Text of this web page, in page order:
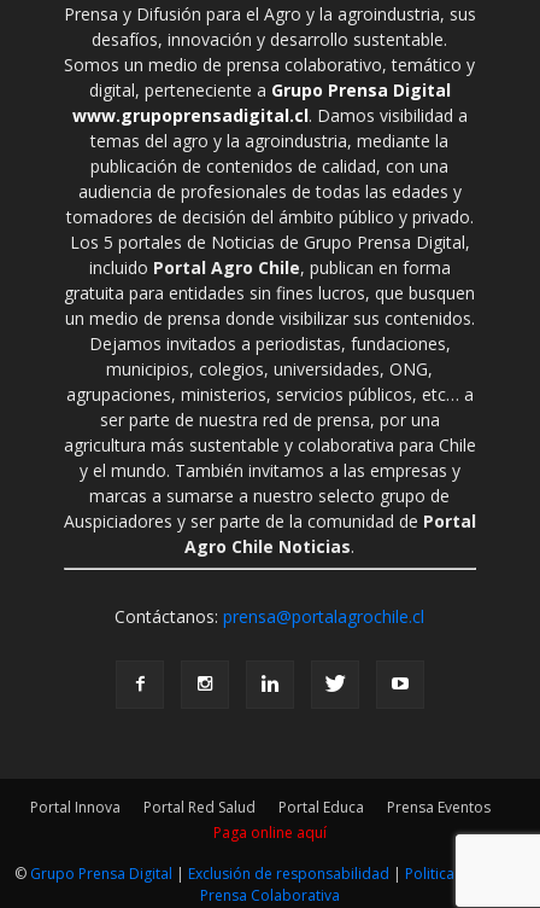
Prensa y Difusión para el Agro y la agroindustria, sus
desafíos, innovación y desarrollo sustentable.
Somos un medio de prensa colaborativo, temático y
digital, perteneciente a Grupo Prensa Digital
www.grupoprensadigital.cl. Damos visibilidad a
temas del agro y la agroindustria, mediante la
publicación de contenidos de calidad, con una
audiencia de profesionales de todas las edades y
tomadores de decisión del ámbito público y privado.
Los 5 portales de Noticias de Grupo Prensa Digital,
incluido Portal Agro Chile, publican en forma
gratuita para entidades sin fines lucros, que busquen
un medio de prensa donde visibilizar sus contenidos.
Dejamos invitados a periodistas, fundaciones,
municipios, colegios, universidades, ONG,
agrupaciones, ministerios, servicios públicos, etc… a
ser parte de nuestra red de prensa, por una
agricultura más sustentable y colaborativa para Chile
y el mundo. También invitamos a las empresas y
marcas a sumarse a nuestro selecto grupo de
Auspiciadores y ser parte de la comunidad de Portal
Agro Chile Noticias.
Contáctanos:prensa@portalagrochile.cl
Portal Innova Portal Red Salud Portal Educa
Prensa Eventos
Paga online aquí
© Grupo Prensa Digital | Exclusión de responsabilidad | Politica Editorial
Prensa Colaborativa